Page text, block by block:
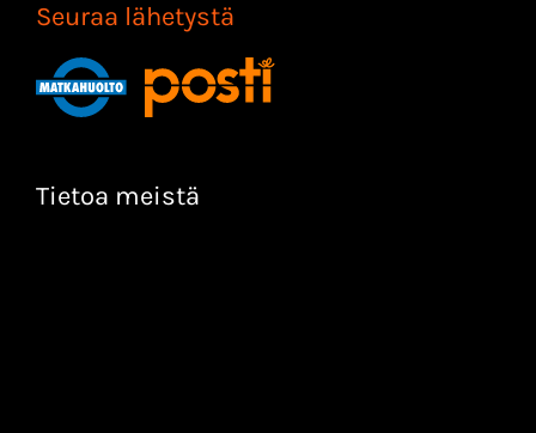
Seuraa lähetystä
Tietoa meistä